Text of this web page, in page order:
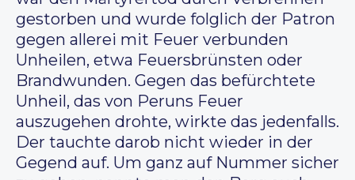
gestorben und wurde folglich der Patron
gegen allerei mit Feuer verbunden
Unheilen, etwa Feuersbrünsten oder
Brandwunden. Gegen das befürchtete
Unheil, das von Peruns Feuer
auszugehen drohte, wirkte das jedenfalls.
Der tauchte darob nicht wieder in der
Gegend auf. Um ganz auf Nummer sicher